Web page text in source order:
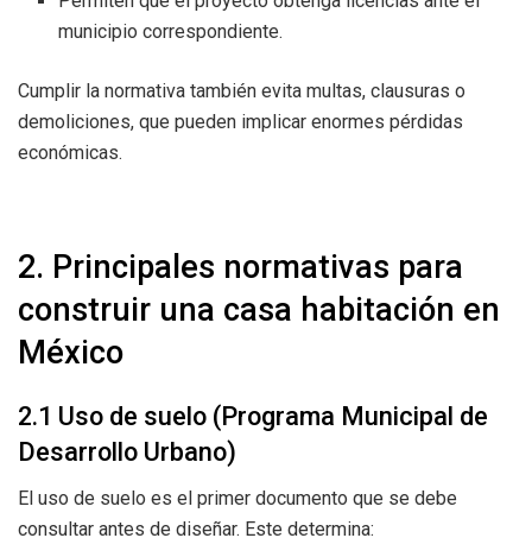
municipio correspondiente.
Cumplir la normativa también evita multas, clausuras o
demoliciones, que pueden implicar enormes pérdidas
económicas.
2. Principales normativas para
construir una casa habitación en
México
2.1 Uso de suelo (Programa Municipal de
Desarrollo Urbano)
El uso de suelo es el primer documento que se debe
consultar antes de diseñar. Este determina: